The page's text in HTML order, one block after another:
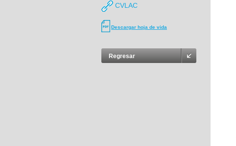
CVLAC
Descargar hoja de vida
Regresar